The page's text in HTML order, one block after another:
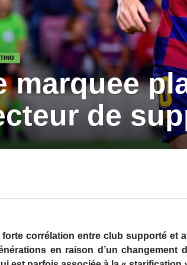
marquee
de
corrélation entre club supporté et
en raison d’un changement